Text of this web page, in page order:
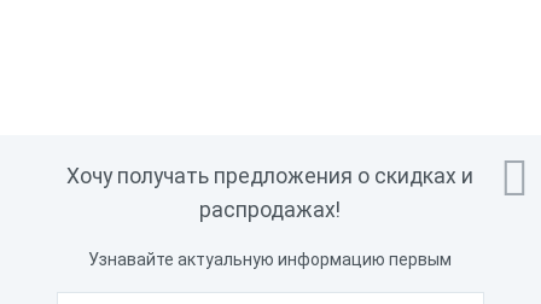

Хочу получать предложения о скидках и
распродажах!
Узнавайте актуальную информацию первым